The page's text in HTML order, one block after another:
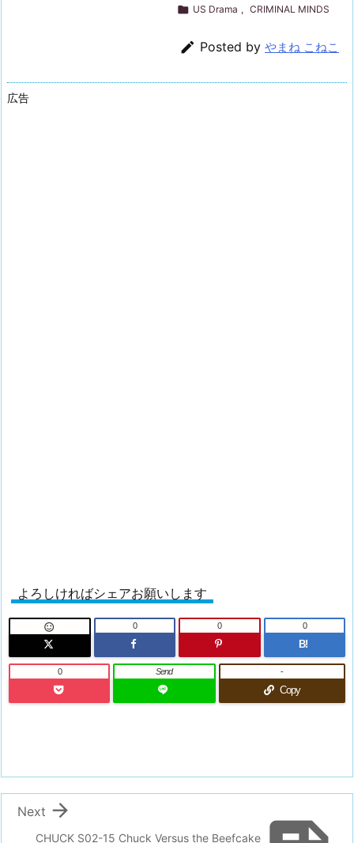
 US Drama , CRIMINAL MINDS
 Posted by やまね こねこ
広告
よろしければシェアお願いします
 0 0
B!
0
0 Send
Copy
-
CHUCK S02-15 Chuck Versus the Beefcake

Next